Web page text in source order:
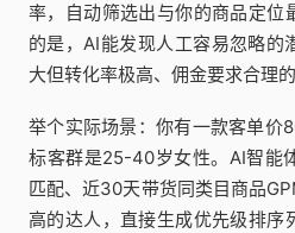
率，自动筛选出与你的商品定位
的是，AI能发现人工容易忽略
大但转化率极高、佣金要求合理的
举个实际场景：你有一款客单价
标客群是25-40岁女性。AI智能
匹配、近30天带货同类目商品
高的达人，直接生成优先级排序